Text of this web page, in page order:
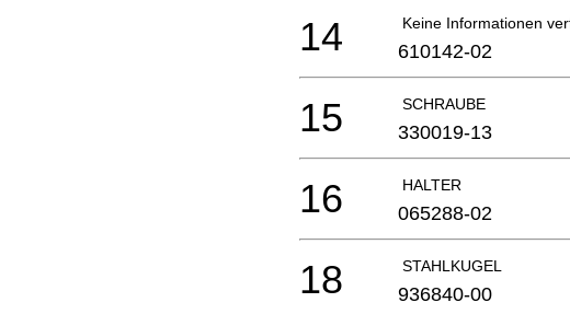
Keine Informationen
14 610142-02
SCHRAUBE
15 330019-13
HALTER
16 065288-02
STAHLKUGEL
18 936840-00